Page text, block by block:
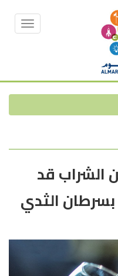
Toggle
الشراب قد
الثدي